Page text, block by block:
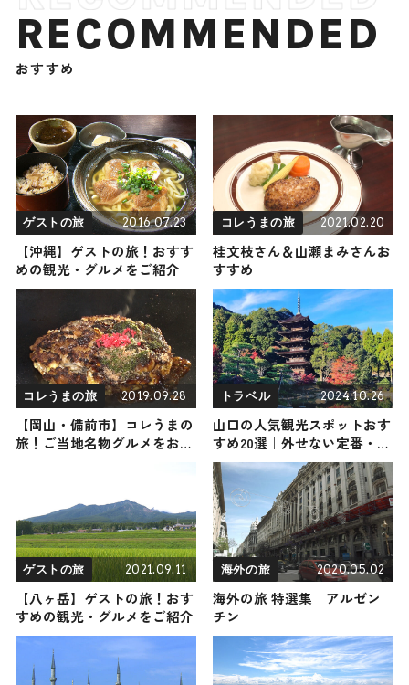
RECOMMENDED
おすすめ
ゲストの旅 2016.07.23
【沖縄】ゲストの旅！おすす
めの観光・グルメをご紹介
コレうまの旅 2021.02.20
桂文枝さん＆山瀬まみさんお
すすめ
コレうまの旅 2019.09.28
【岡山・備前市】コレうまの
旅！ご当地名物グルメをお届
トラベル 2024.10.26
山口の人気観光スポットおす
すめ20選｜外せない定番・名
所から穴場まで見どころ満載
の観光地を紹介
ゲストの旅 2021.09.11
【八ヶ岳】ゲストの旅！おす
すめの観光・グルメをご紹介
海外の旅 2020.05.02
海外の旅 特選集 アルゼン
チン